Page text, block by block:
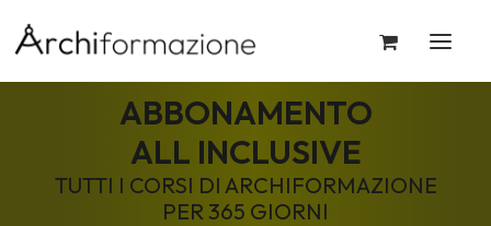
ABBONAMENTO
ALL INCLUSIVE
TUTTI I CORSI DI ARCHIFORMAZIONE
PER 365 GIORNI